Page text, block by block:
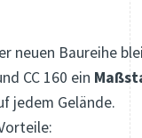
neuen Baureihe
CC 160 ein
jedem Gelände.